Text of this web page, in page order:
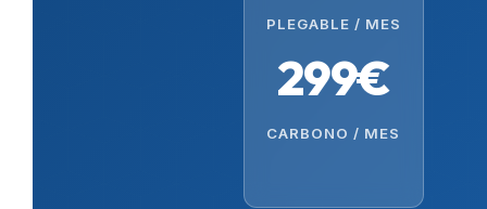
PLEGABLE / MES
299€
CARBONO / MES